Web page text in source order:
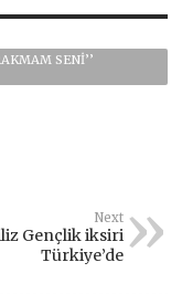
SENI’’
Next
Gençlik iksiri
Türkiye’de